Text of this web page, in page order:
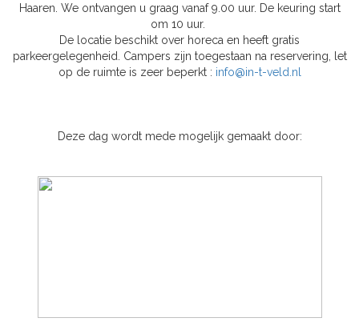
Haaren. We ontvangen u graag vanaf 9.00 uur. De keuring start
om 10 uur.
De locatie beschikt over horeca en heeft gratis
parkeergelegenheid. Campers zijn toegestaan na reservering, let
op de ruimte is zeer beperkt : info@in-t-veld.nl
Deze dag wordt mede mogelijk gemaakt door: